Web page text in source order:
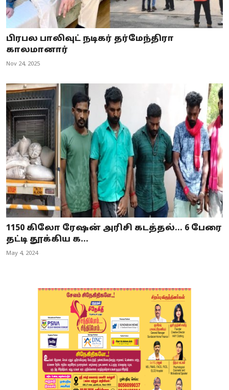
பிரபல பாலிவுட் நடிகர் தர்மேந்திரா
காலமானார்
Nov 24, 2025
1150 கிலோ ரேஷன் அரிசி கடத்தல்... 6 பேரை
தட்டி தூக்கிய க...
May 4, 2024